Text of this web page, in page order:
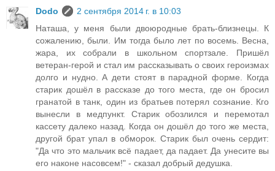
Dodo
2 сентября 2014 г. в 10:03
Наташа, у меня были двоюродные брать-близнецы. К
сожалению, были. Им тогда было лет по восемь. Весна,
жара, их собрали в школьном спортзале. Пришёл
ветеран-герой и стал им рассказывать о своих героизмах
долго и нудно. А дети стоят в парадной форме. Когда
старик дошёл в рассказе до того места, где он бросил
гранатой в танк, один из братьев потерял сознание. Кго
вынесли в медпункт. Старик обозлился и перемотал
кассету далеко назад. Когда он дошёл до того же места,
другой брат упал в обморок. Старик был очень сердит:
"Да что это мальчик всё падает, да падает. Да унесите вы
его наконе насовсем!" - сказал добрый дедушка.